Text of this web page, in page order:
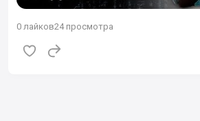
0 лайков24 просмотра